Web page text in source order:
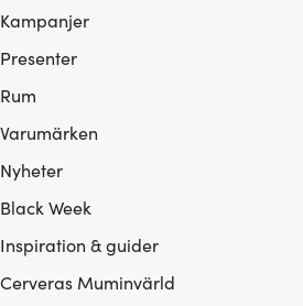
Kampanjer
Presenter
Rum
Varumärken
Nyheter
Black Week
Inspiration & guider
Cerveras Muminvärld